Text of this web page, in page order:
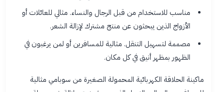
مناسب للاستخدام من قبل الرجال والنساء. مثالي للعائلات أو
الأزواج الذين يبحثون عن منتج مشترك لإزالة الشعر.
مصممة لتسهيل التنقل. مثالية للمسافرين أو لمن يرغبون في
الظهور بمظهر أنيق في كل مكان.
ماكينة الحلاقة الكهربائية المحمولة الصغيرة من سوبامي مثالية